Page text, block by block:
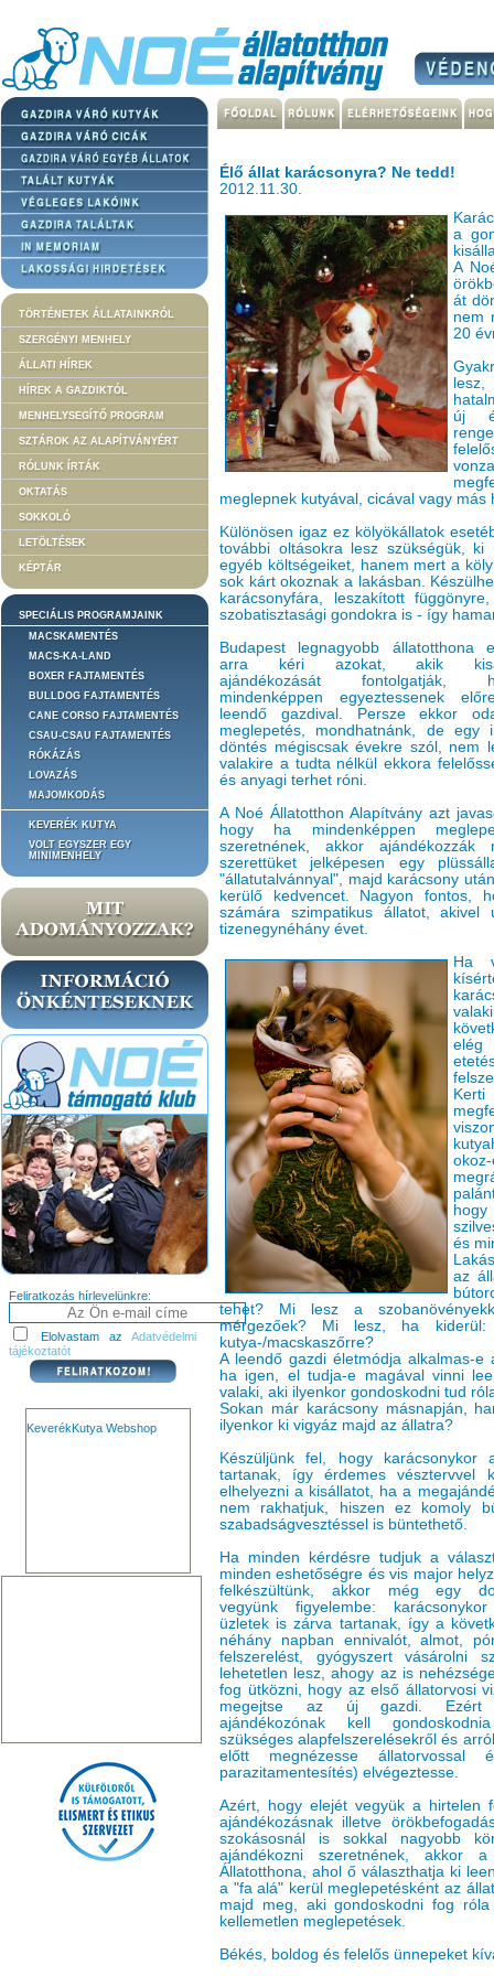
TÖRTÉNETEK ÁLLATAINKRÓL
SZERGÉNYI MENHELY
ÁLLATI HÍREK
HÍREK A GAZDIKTÓL
MENHELYSEGÍTŐ PROGRAM
SZTÁROK AZ ALAPÍTVÁNYÉRT
RÓLUNK ÍRTÁK
OKTATÁS
SOKKOLÓ
LETÖLTÉSEK
KÉPTÁR
SPECIÁLIS PROGRAMJAINK
MACSKAMENTÉS
MACS-KA-LAND
BOXER FAJTAMENTÉS
BULLDOG FAJTAMENTÉS
CANE CORSO FAJTAMENTÉS
CSAU-CSAU FAJTAMENTÉS
RÓKÁZÁS
LOVAZÁS
MAJOMKODÁS
KEVERÉK KUTYA
VOLT EGYSZER EGY
MINIMENHELY
Feliratkozás hírlevelünkre:
Elolvastam az Adatvédelmi
tájékoztatót
KeverékKutya Webshop
Élő állat karácsonyra? Ne tedd!
2012.11.30.
a
A
át
nem
20
új
meglepnek kutyával, cicával vagy
Különösen igaz ez kölyökállatok
további oltásokra lesz szükségük,
egyéb költségeiket, hanem mert a
sok kárt okoznak a lakásban.
karácsonyfára, leszakított
szobatisztasági gondokra is - így
Budapest legnagyobb állatotthona
arra kéri azokat, akik
ajándékozását fontolgatják,
mindenképpen egyeztessenek
leendő gazdival. Persze ekkor
meglepetés, mondhatnánk, de egy
döntés mégiscsak évekre szól, nem
valakire a tudta nélkül ekkora
és anyagi terhet róni.
A Noé Állatotthon Alapítvány azt
hogy ha mindenképpen
szeretnének, akkor ajándékozzák
szerettüket jelképesen egy
"állatutalvánnyal", majd karácsony
kerülő kedvencet. Nagyon fontos,
számára szimpatikus állatot,
tizenegynéhány évet.
Ha
elég
és
az
tehet? Mi lesz a
mérgezőek? Mi lesz, ha kiderül:
kutya-/macskaszőrre?
A leendő gazdi életmódja alkalmas-
ha igen, el tudja-e magával vinni
valaki, aki ilyenkor gondoskodni tud
Sokan már karácsony másnapján,
ilyenkor ki vigyáz majd az állatra?
Készüljünk fel, hogy karácsonykor
tartanak, így érdemes vésztervvel
elhelyezni a kisállatot, ha a
nem rakhatjuk, hiszen ez komoly
szabadságvesztéssel is büntethető.
Ha minden kérdésre tudjuk a
minden eshetőségre és vis major
felkészültünk, akkor még egy
vegyünk figyelembe:
üzletek is zárva tartanak, így a
néhány napban ennivalót, almot,
felszerelést, gyógyszert vásárolni
lehetetlen lesz, ahogy az is
fog ütközni, hogy az első állatorvosi
megejtse az új gazdi.
ajándékozónak kell
szükséges alapfelszerelésekről és
előtt megnézesse
parazitamentesítés) elvégeztesse.
Azért, hogy elejét vegyük a hirtelen
ajándékozásnak illetve
szokásosnál is sokkal nagyobb
ajándékozni szeretnének, akkor
Állatotthona, ahol ő választhatja ki
a "fa alá" kerül meglepetésként az
majd meg, aki gondoskodni fog
kellemetlen meglepetések.
Békés, boldog és felelős ünnepeket